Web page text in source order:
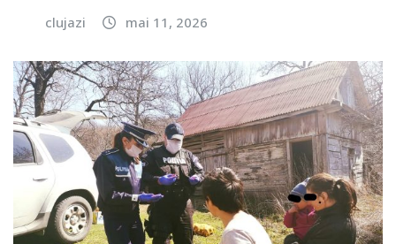
clujazi mai 11, 2026